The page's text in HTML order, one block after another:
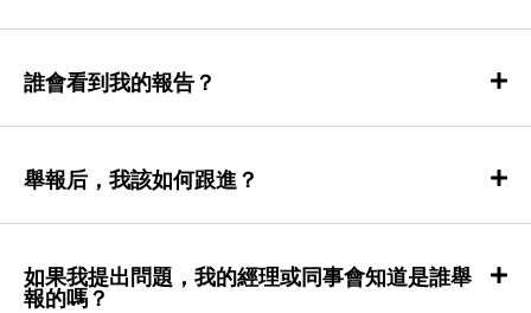
誰會看到我的報告？
舉報后，我該如何跟進？
如果我提出問題，我的經理或同事會知道是誰舉
報的嗎？